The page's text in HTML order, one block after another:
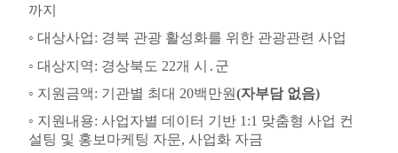
까지
◦ 대상사업: 경북 관광 활성화를 위한 관광관련 사업
◦ 대상지역: 경상북도 22개 시 ․ 군
◦ 지원금액: 기관별 최대 20백만원(자부담 없음)
◦ 지원내용: 사업자별 데이터 기반 1:1 맞춤형 사업 컨
설팅 및 홍보마케팅 자문, 사업화 자금